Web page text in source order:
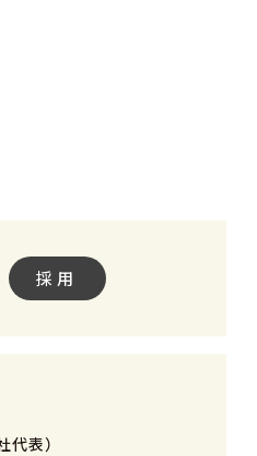
採用
代表）